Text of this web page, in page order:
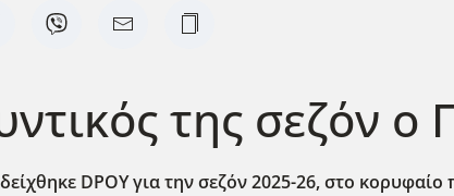
της σεζόν ο
DPOYγια την σεζόν 2025-26, στο